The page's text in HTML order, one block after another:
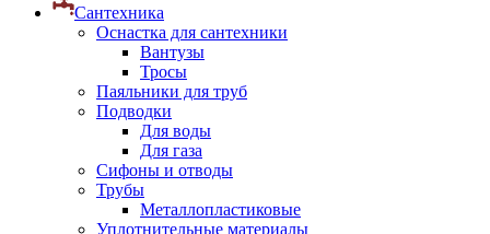
Сантехника
Оснастка для сантехники
Вантузы
Тросы
Паяльники для труб
Подводки
Для воды
Для газа
Сифоны и отводы
Трубы
Металлопластиковые
Уплотнительные материалы